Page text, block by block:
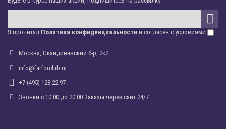
Я прочитал Политика конфиденциальности и согласен с условиями
Москва, Скандинавский б-р, 2к2
info@farforclub.ru
+7 (495) 128-22-97
Звонки c 10:00 до 20:00 Заказы через сайт 24/7